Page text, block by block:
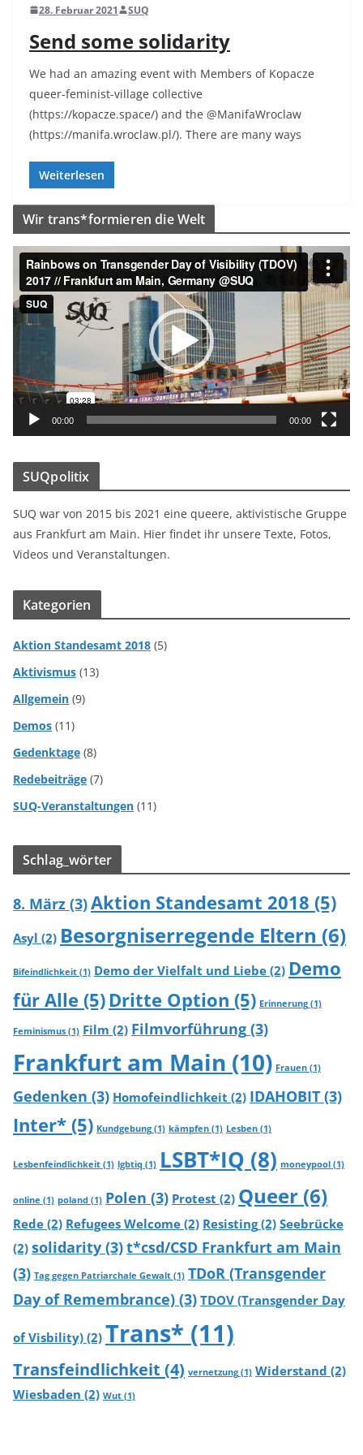
28. Februar 2021 SUQ
Send some solidarity
We had an amazing event with Members of Kopacze
queer-feminist-village collective
(https://kopacze.space/) and the @ManifaWroclaw
(https://manifa.wroclaw.pl/). There are many ways
Weiterlesen
Wir trans*formieren die Welt
d
P
l
y
00:00 00:00
SUQpolitix
SUQ war von 2015 bis 2021 eine queere, aktivistische Gruppe
aus Frankfurt am Main. Hier findet ihr unsere Texte, Fotos,
Videos und Veranstaltungen.
Kategorien
Aktion Standesamt 2018 (5)
Aktivismus (13)
Allgemein (9)
Demos (11)
Gedenktage (8)
Redebeiträge (7)
SUQ-Veranstaltungen (11)
Schlag_wörter
8. März (3)Aktion Standesamt 2018 (5)
Asyl (2) Besorgniserregende Eltern (6)
Bifeindlichkeit (1) Demo der Vielfalt und Liebe (2) Demo
für Alle (5) Dritte Option (5) Erinnerung (1)
Feminismus (1) Film (2) Filmvorführung (3)
Frankfurt am Main (10) Frauen (1)
Gedenken (3) Homofeindlichkeit (2) IDAHOBIT (3)
Inter* (5) Kundgebung (1) kämpfen (1) Lesben (1)
Lesbenfeindlichkeit (1) lgbtiq (1) LSBT*IQ (8) moneypool (1)
online (1) poland (1) Polen (3) Protest (2) Queer (6)
Rede (2) Refugees Welcome (2) Resisting(2) Seebrücke
(2) solidarity (3)t*csd/CSD Frankfurt am Main
(3) Tag gegen Patriarchale Gewalt (1) TDoR (Transgender
Day of Remembrance) (3) TDOV (Transgender Day
of Visbility) (2) Trans* (11)
Transfeindlichkeit (4) vernetzung (1) Widerstand (2)
Wiesbaden (2) Wut (1)